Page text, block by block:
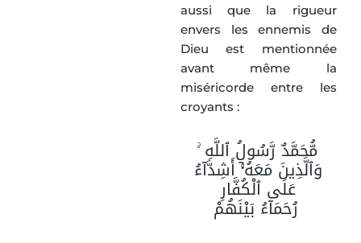
aussi que la rigueur
envers les ennemis de
Dieu est mentionnée
avant même la
miséricorde entre les
croyants :
مُّحَمَّدٌ رَّسُولُ ٱللَّهِ ۚ
وَٱلَّذِينَ مَعَهُۥٓ أَشِدَّآءُ
عَلَى ٱلْكُفَّارِ
رُحَمَآءُ بَيْنَهُمْ